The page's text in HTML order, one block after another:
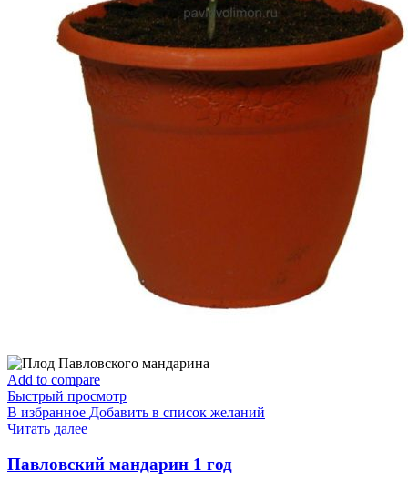
Add to compare
Быстрый просмотр
В избранное Добавить в список желаний
Читать далее
Павловский мандарин 1 год